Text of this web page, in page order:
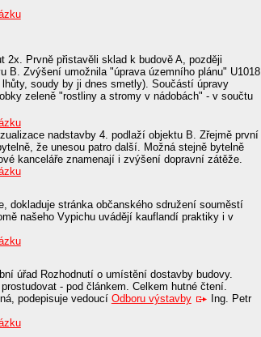
2x. Prvně přistavěli sklad k budově A, později
B. Zvýšení umožnila "úprava územního plánu" U1018
soudy by ji dnes smetly). Součástí úpravy
zeleně "rostliny a stromy v nádobách" - v součtu
nadstavby 4. podlaží objektu B. Zřejmě první
že unesou patro další. Možná stejně bytelně
kanceláře znamenají i zvýšení dopravní zátěže.
dokladuje stránka občanského sdružení souměstí
našeho Vypichu uvádějí kauflandí praktiky i v
úřad Rozhodnutí o umístění dostavby budovy.
- pod článkem. Celkem hutné čtení.
podepisuje vedoucí Odboru výstavby
Ing. Petr